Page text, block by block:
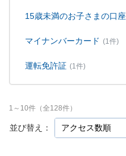
15歳未満のお子さまの口座
マイナンバーカード (1件)
運転免許証 (1件)
並び替え：
1 ～ 10件（全128件）